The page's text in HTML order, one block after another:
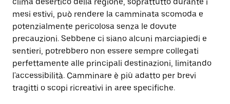
mesi estivi, può rendere la camminata scomoda e
potenzialmente pericolosa senza le dovute
precauzioni. Sebbene ci siano alcuni marciapiedi e
sentieri, potrebbero non essere sempre collegati
perfettamente alle principali destinazioni, limitando
l'accessibilità. Camminare è più adatto per brevi
tragitti o scopi ricreativi in aree specifiche.